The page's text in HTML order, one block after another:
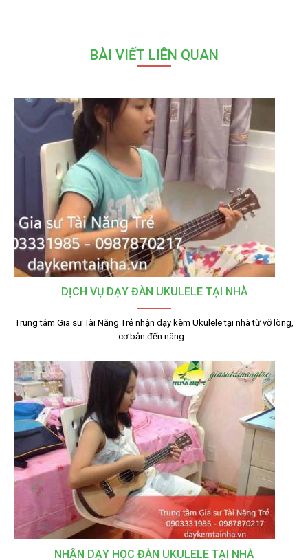
BÀI VIẾT LIÊN QUAN
DỊCH VỤ DẠY ĐÀN UKULELE TẠI NHÀ
Trung tâm Gia sư Tài Năng Trẻ nhận dạy kèm Ukulele tại nhà từ vỡ lòng,
cơ bản đến nâng…
NHẬN DẠY HỌC ĐÀN UKULELE TẠI NHÀ